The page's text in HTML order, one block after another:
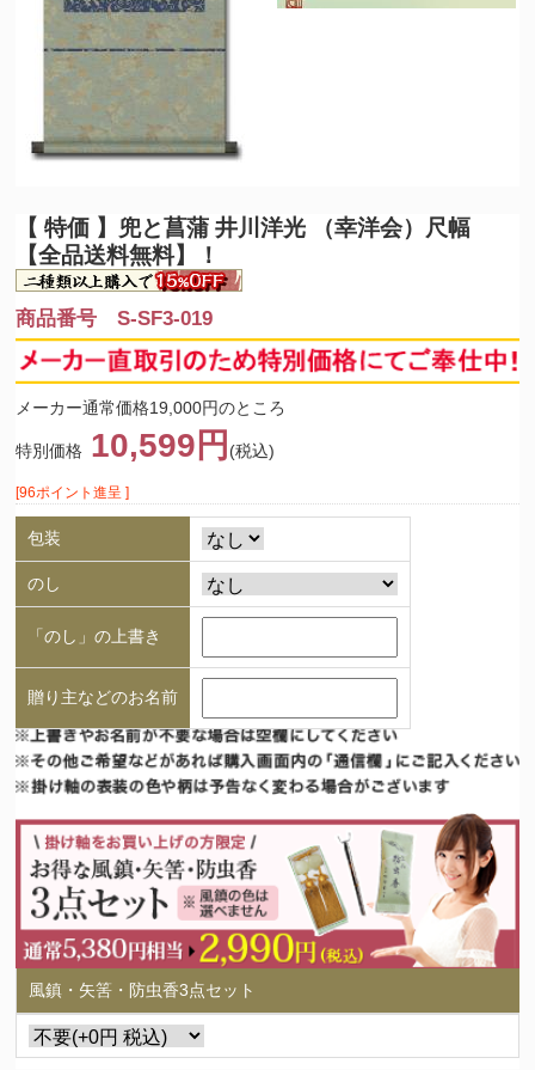
【 特価 】 兜と菖蒲 井川洋光 （幸洋会）尺幅
【全品送料無料】！
商品番号 S-SF3-019
メーカー通常価格19,000円のところ
特別価格 10,599円 (税込)
[96ポイント進呈 ]
包装
のし
「のし」の上書き
贈り主などのお名前
風鎮・矢筈・防虫香3点セット